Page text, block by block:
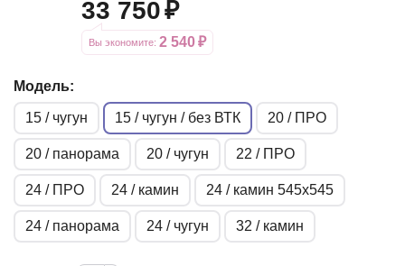
33 750₽
Вы экономите: 2 540₽
Модель:
15 / чугун 15 / чугун / без ВТК 20 / ПРО
20 / панорама 20 / чугун 22 / ПРО
24 / ПРО 24 / камин 24 / камин 545х545
24 / панорама 24 / чугун 32 / камин